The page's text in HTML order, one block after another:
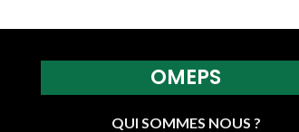
OMEPS
QUI SOMMES NOUS ?